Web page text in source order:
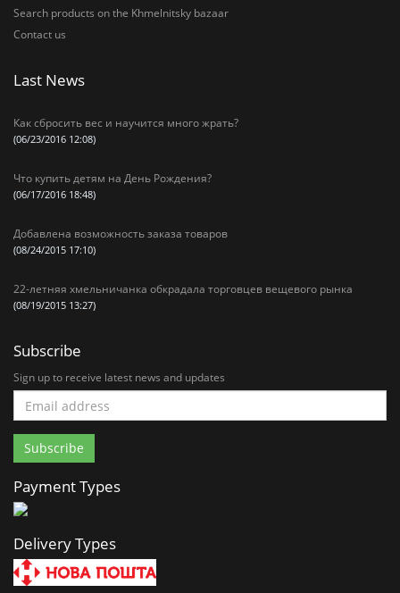
Search products on the Khmelnitsky bazaar
Contact us
Last News
Как сбросить вес и научится много жрать?
(06/23/2016 12:08)
Что купить детям на День Рождения?
(06/17/2016 18:48)
Добавлена возможность заказа товаров
(08/24/2015 17:10)
22-летняя хмельничанка обкрадала торговцев вещевого рынка
(08/19/2015 13:27)
Subscribe
Sign up to receive latest news and updates
Payment Types
Delivery Types